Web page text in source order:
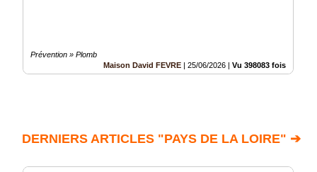
Prévention » Plomb
Maison David FEVRE
25/06/2026 Vu 398083 fois
DERNIERS ARTICLES "PAYS DE LA LOIRE" ➔